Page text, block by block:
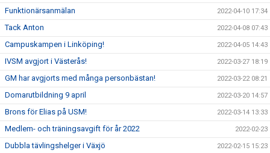
Funktionärsanmälan 2022-04-10 17:34
Tack Anton 2022-04-08 07:43
Campuskampen i Linköping! 2022-04-05 14:43
IVSM avgjort i Västerås! 2022-03-27 18:19
GM har avgjorts med många personbästan! 2022-03-22 08:21
Domarutbildning 9 april 2022-03-20 14:57
Brons för Elias på USM! 2022-03-14 13:33
Medlem- och träningsavgift för år 2022 2022-02-23
Dubbla tävlingshelger i Växjö 2022-02-15 15:23